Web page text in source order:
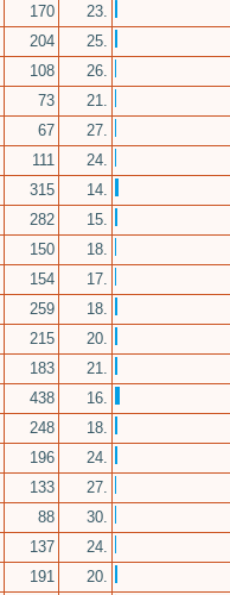
170
23.
204
25.
108
26.
73
21.
67
27.
111
24.
315
14.
282
15.
150
18.
154
17.
259
18.
215
20.
183
21.
438
16.
248
18.
196
24.
133
27.
88
30.
137
24.
191
20.